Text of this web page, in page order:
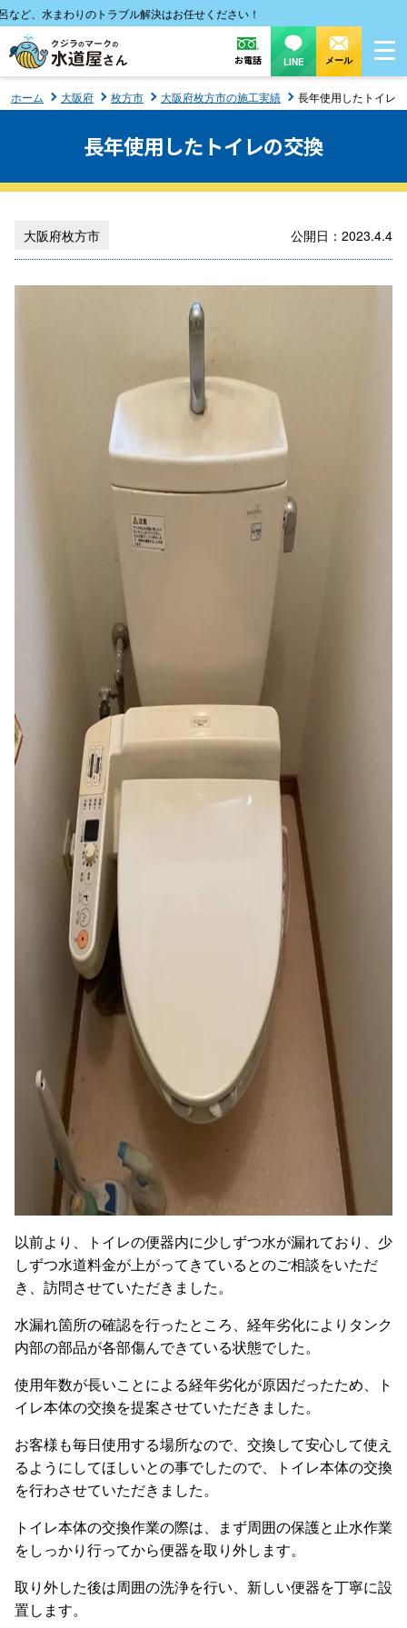
、水まわりのトラブル解決はお任せください！
お電話 LINE メール
ホーム 大阪府 枚方市 大阪府枚方市の施工実績 長年使用したトイレ
長年使用したトイレの交換
大阪府枚方市 公開日：2023.4.4
以前より、トイレの便器内に少しずつ水が漏れており、少
しずつ水道料金が上がってきているとのご相談をいただ
き、訪問させていただきました。
水漏れ箇所の確認を行ったところ、経年劣化によりタンク
内部の部品が各部傷んできている状態でした。
使用年数が長いことによる経年劣化が原因だったため、ト
イレ本体の交換を提案させていただきました。
お客様も毎日使用する場所なので、交換して安心して使え
るようにしてほしいとの事でしたので、トイレ本体の交換
を行わさせていただきました。
トイレ本体の交換作業の際は、まず周囲の保護と止水作業
をしっかり行ってから便器を取り外します。
取り外した後は周囲の洗浄を行い、新しい便器を丁寧に設
置します。